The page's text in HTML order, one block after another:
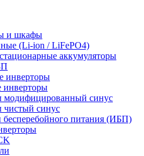
и шкафы
(Li-ion / LiFePO4)
аккумуляторы
инверторы
инверторы
модифицированный синус
чистый синус
бесперебойного питания (ИБП)